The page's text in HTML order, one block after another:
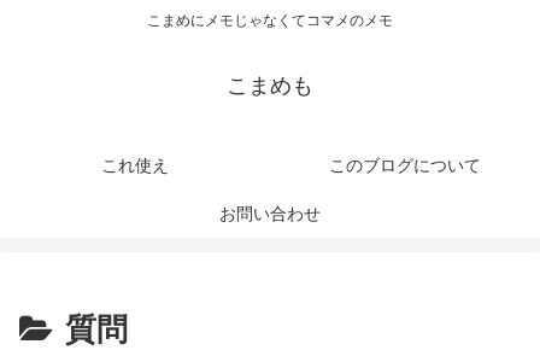
こまめにメモじゃなくてコマメのメモ
こまめも
これ使え このブログについて
お問い合わせ
質問